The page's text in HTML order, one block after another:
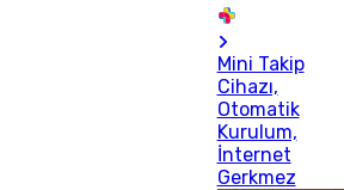
Mini Takip
Cihazı,
Otomatik
Kurulum,
İnternet
Gerkmez